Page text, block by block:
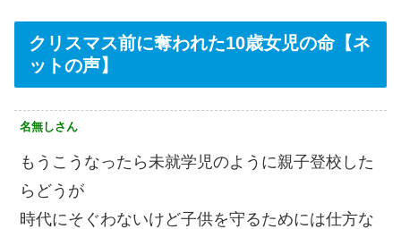
クリスマス前に奪われた10歳女児の命【ネ
ットの声】
名無しさん
もうこうなったら未就学児のように親子登校した
らどうが
時代にそぐわないけど子供を守るためには仕方な